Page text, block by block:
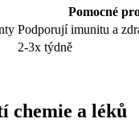
Pomocné
Podporují imunitu a
2-3x týdně
chemie a léků